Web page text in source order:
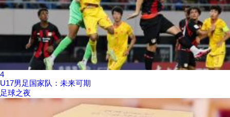
4
U17男足国家队：未来可期
足球之夜